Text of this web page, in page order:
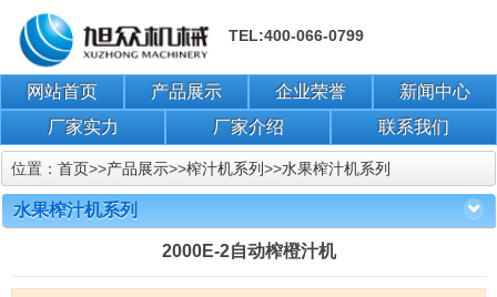
TEL:400-066-0799
网站首页 产品展示 企业荣誉
新闻中心
厂家实力
厂家介绍 联系我们
位置： 首页>>产品展示>>榨汁机系列>>水果榨汁机系列
水果榨汁机系列
2000E-2自动榨橙汁机